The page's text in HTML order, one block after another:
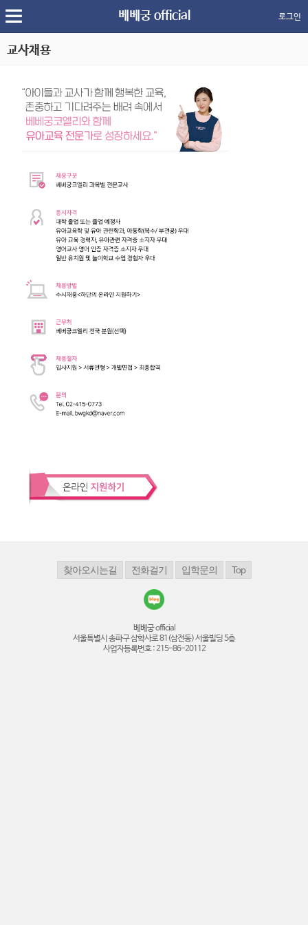
베베궁 official 로그인
교사채용
베베궁 official
서울특별시 송파구 삼학사로 81(삼전동) 서울빌딩 5층
사업자등록번호 : 215-86-20112